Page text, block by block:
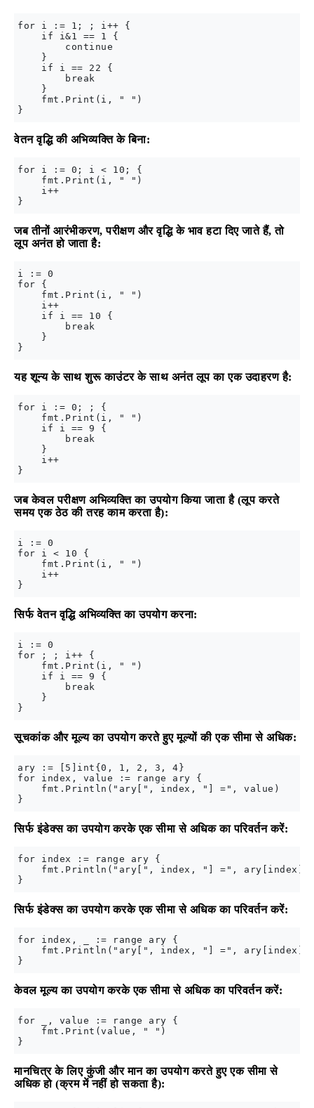
for i := 1; ; i++ {
    if i&1 == 1 {
        continue
    }
    if i == 22 {
        break
    }
    fmt.Print(i, " ")
वेतन वृद्धि की अभिव्यक्ति के बिना:
for i := 0; i < 10; {
    fmt.Print(i, " ")
    i++
जब तीनों आरंभीकरण, परीक्षण और वृद्धि के भाव हटा दिए जाते हैं, तो
लूप अनंत हो जाता है:
i := 0
for {
    fmt.Print(i, " ")
    i++
    if i == 10 {
        break
    }
यह शून्य के साथ शुरू काउंटर के साथ अनंत लूप का एक उदाहरण है:
for i := 0; ; {
    fmt.Print(i, " ")
    if i == 9 {
        break
    }
    i++
जब केवल परीक्षण अभिव्यक्ति का उपयोग किया जाता है (लूप करते
समय एक ठेठ की तरह काम करता है):
i := 0
for i < 10 {
    fmt.Print(i, " ")
    i++
सिर्फ वेतन वृद्धि अभिव्यक्ति का उपयोग करना:
i := 0
for ; ; i++ {
    fmt.Print(i, " ")
    if i == 9 {
        break
    }
सूचकांक और मूल्य का उपयोग करते हुए मूल्यों की एक सीमा से अधिक:
ary := [5]int{0, 1, 2, 3, 4}
for index, value := range ary {
    fmt.Println("ary[", index, "] =", value)
सिर्फ इंडेक्स का उपयोग करके एक सीमा से अधिक का परिवर्तन करें:
for index := range ary {
    fmt.Println("ary[", index, "] =", ary[index])
सिर्फ इंडेक्स का उपयोग करके एक सीमा से अधिक का परिवर्तन करें:
for index, _ := range ary {
    fmt.Println("ary[", index, "] =", ary[index])
केवल मूल्य का उपयोग करके एक सीमा से अधिक का परिवर्तन करें:
for _, value := range ary {
    fmt.Print(value, " ")
मानचित्र के लिए कुंजी और मान का उपयोग करते हुए एक सीमा से
अधिक हो (क्रम में नहीं हो सकता है):